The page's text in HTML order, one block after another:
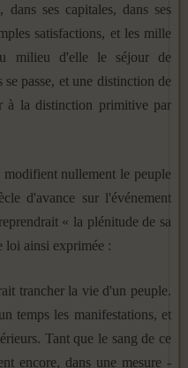
dans ses capita­les, dans ses
satisfac­tions, et les mille
milieu d'elle le séjour de
passe, et une distinction de
à la distinc­tion primitive par
modifient nullement le peuple
d'avance sur l'évé­nement
« la plé­nitude de sa
loi ainsi expri­mée :
trancher la vie d'un peuple.
temps les manifes­tations, et
Tant que le sang de ce
encore, dans une mesure -